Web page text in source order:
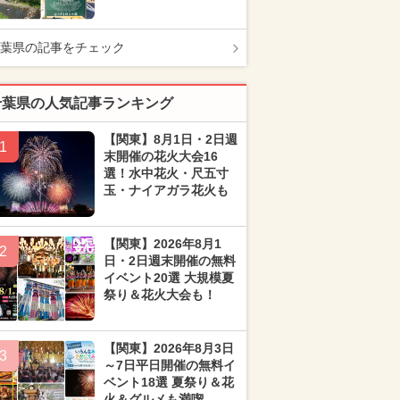
県の記事をチェック
県の人気記事ランキング
1
【関東】8月1日・2日週
末開催の花火大会16
選！水中花火・尺五寸
玉・ナイアガラ花火も
2
【関東】2026年8月1
日・2日週末開催の無料
イベント20選 大規模夏
祭り＆花火大会も！
3
【関東】2026年8月3日
～7日平日開催の無料イ
ベント18選 夏祭り＆花